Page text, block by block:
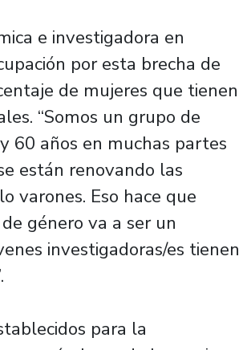
e investigadora en
por esta brecha de
de mujeres que tienen
“Somos un grupo de
60 años en muchas partes
están renovando las
varones. Eso hace que
género va a ser un
investigadoras/es tienen
para la